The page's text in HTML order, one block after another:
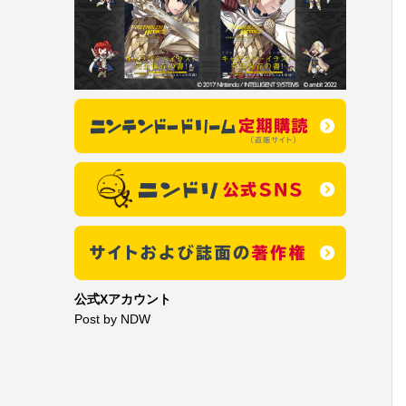
公式Xアカウント
Post by NDW